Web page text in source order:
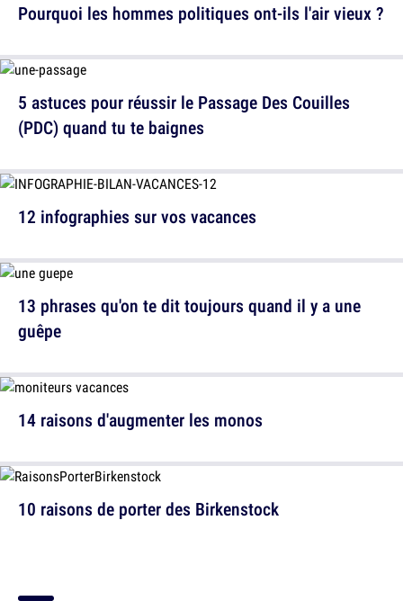
Pourquoi les hommes politiques ont-ils l'air vieux ?
12 infographies sur vos vacances
14 raisons d'augmenter les monos
5 astuces pour réussir le Passage Des Couilles
(PDC) quand tu te baignes
13 phrases qu'on te dit toujours quand il y a une
guêpe
10 raisons de porter des Birkenstock